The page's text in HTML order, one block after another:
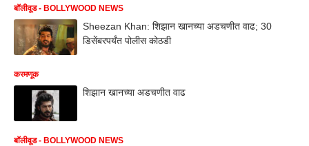
बॉलीवूड - BOLLYWOOD NEWS
Sheezan Khan: शिझान खानच्या अडचणीत वाढ; 30
डिसेंबरपर्यंत पोलीस कोठडी
करमणूक
शिझान खानच्या अडचणीत वाढ
बॉलीवूड - BOLLYWOOD NEWS